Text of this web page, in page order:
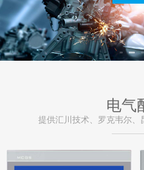
电气
提供汇川技术、罗克韦尔、